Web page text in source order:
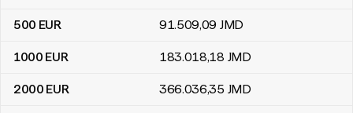
500 EUR 91.509,09 JMD
1000 EUR 183.018,18 JMD
2000 EUR 366.036,35 JMD